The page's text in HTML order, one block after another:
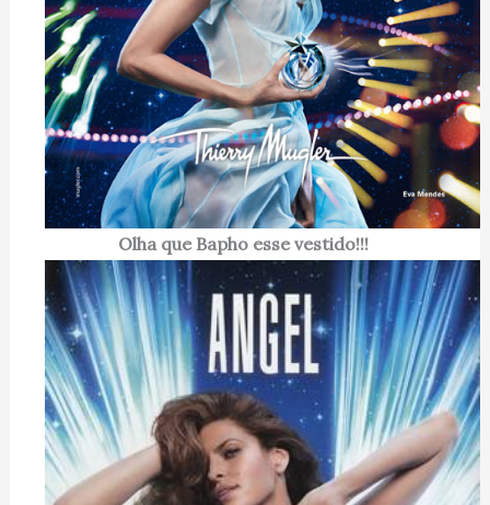
Olha que Bapho esse vestido!!!